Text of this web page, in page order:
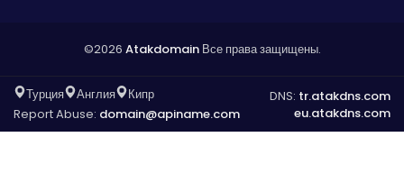
©2026 AtakdomainВсе права защищены.
Турция Англия
Кипр
Report Abuse: domain@apiname.com
DNS: tr.atakdns.com
eu.atakdns.com